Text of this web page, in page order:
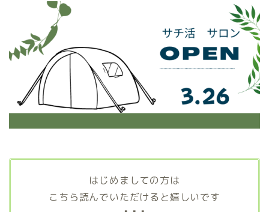
はじめましての方は
こちら読んでいただけると嬉しいです